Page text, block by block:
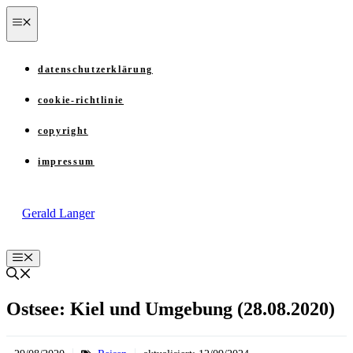
Zum
Inhalt
springen
datenschutzerklärung
cookie-richtlinie
copyright
impressum
Gerald Langer
Menü
Ostsee: Kiel und Umgebung (28.08.2020)